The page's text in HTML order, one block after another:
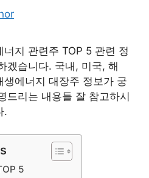
지 관련주 TOP 5 관련 정
겠습니다. 국내, 미국, 해
에너지 대장주 정보가 궁
드리는 내용들 잘 참고하시
.
5